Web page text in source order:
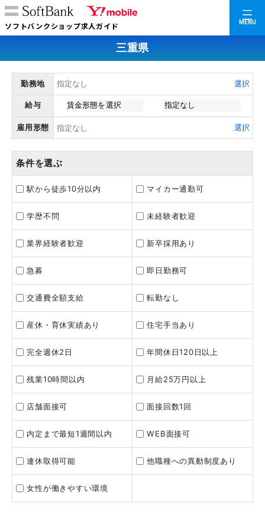
ソフトバンクショップ求人ガイド MENU
三重県
勤務地 選択
給与
雇用形態 選択
条件を選ぶ
駅から徒歩10分以内 マイカー通勤可
学歴不問 未経験者歓迎
業界経験者歓迎 新卒採用あり
急募 即日勤務可
交通費全額支給 転勤なし
産休・育休実績あり 住宅手当あり
完全週休2日 年間休日120日以上
残業10時間以内 月給25万円以上
店舗面接可 面接回数1回
内定まで最短1週間以内 WEB面接可
連休取得可能 他職種への異動制度あり
女性が働きやすい環境